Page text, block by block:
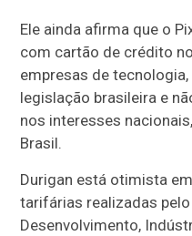
Ele ainda afirma que o
com cartão de crédito
empresas de
legislação brasileira e
nos interesses
Brasil.
Durigan está otimista
tarifárias realizadas
Desenvolvimento,